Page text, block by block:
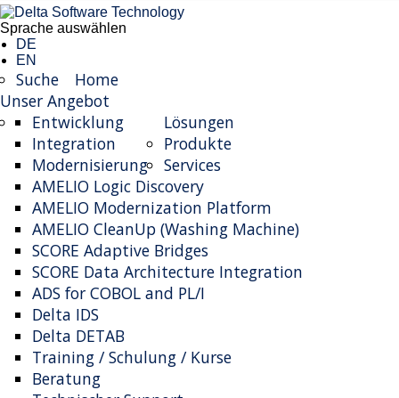
Sprache auswählen
DE
EN
Home
Suche
Unser Angebot
Lösungen
Entwicklung
Integration
Modernisierung
Produkte
AMELIO Logic Discovery
AMELIO Modernization Platform
AMELIO CleanUp (Washing Machine)
SCORE Adaptive Bridges
SCORE Data Architecture Integration
ADS for COBOL and PL/I
Delta IDS
Delta DETAB
Services
Training / Schulung / Kurse
Beratung